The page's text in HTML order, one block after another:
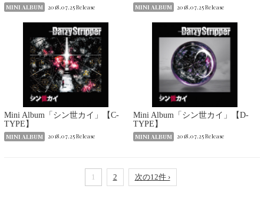
MINI ALBUM 2018.07.25 Release MINI ALBUM 2018.07.25 Release
Mini Album「シン世カイ」【C-
TYPE】
MINI ALBUM 2018.07.25 Release
Mini Album「シン世カイ」【D-
TYPE】
MINI ALBUM 2018.07.25 Release
1 2 次の12件 ›